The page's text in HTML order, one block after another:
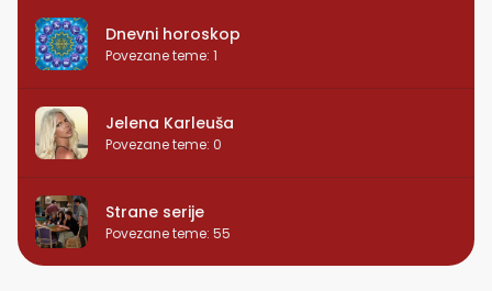
Dnevni horoskop
Povezane teme: 1
Jelena Karleuša
Povezane teme: 0
Strane serije
Povezane teme: 55